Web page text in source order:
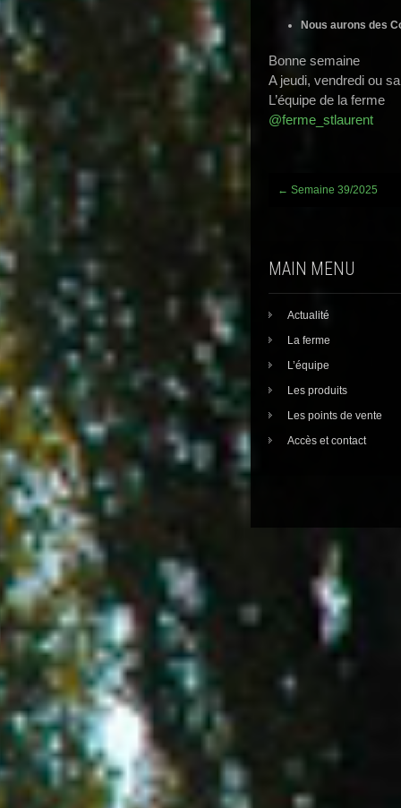
Nous aurons des
Bonne semaine
A jeudi, vendredi ou
L’équipe de la ferme
@ferme_stlaurent
Post
← Semaine 39/2025
MAIN MENU
Actualité
La ferme
L’équipe
Les produits
Les points de vente
Accès et contact